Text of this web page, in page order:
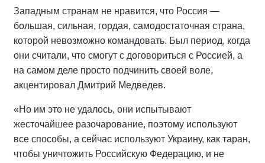
Западным странам не нравится, что Россия —
большая, сильная, гордая, самодостаточная страна,
которой невозможно командовать. Был период, когда
они считали, что смогут с договориться с Россией, а
на самом деле просто подчинить своей воле,
акцентировал Дмитрий Медведев.
«Но им это не удалось, они испытывают
жесточайшее разочарование, поэтому используют
все способы, а сейчас используют Украину, как таран,
чтобы уничтожить Российскую Федерацию, и не